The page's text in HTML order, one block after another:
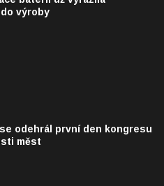
výroby
odehrál první den kongresu
měst